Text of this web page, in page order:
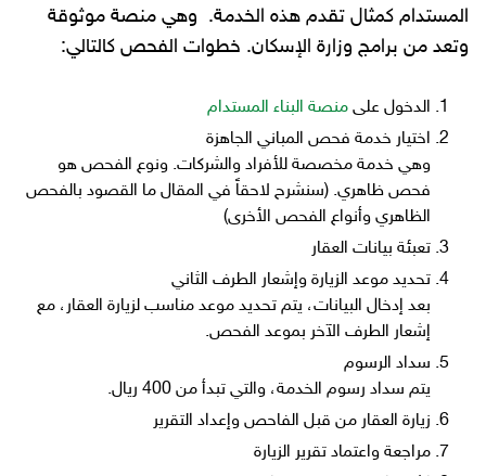
المستدام كمثال تقدم هذه الخدمة. وهي منصة موثوقة
وتعد من برامج وزارة الإسكان. خطوات الفحص كالتالي:
الدخول على منصة البناء المستدام
اختيار خدمة فحص المباني الجاهزة
وهي خدمة مخصصة للأفراد والشركات. ونوع الفحص هو
فحص ظاهري. (سنشرح لاحقاً في المقال ما القصود بالفحص
الظاهري وأنواع الفحص الأخرى)
تعبئة بيانات العقار
تحديد موعد الزيارة وإشعار الطرف الثاني
بعد إدخال البيانات، يتم تحديد موعد مناسب لزيارة العقار، مع
إشعار الطرف الآخر بموعد الفحص.
سداد الرسوم
يتم سداد رسوم الخدمة، والتي تبدأ من 400 ريال.
زيارة العقار من قبل الفاحص وإعداد التقرير
مراجعة واعتماد تقرير الزيارة